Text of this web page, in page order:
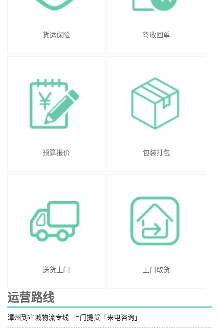
货运保险 签收回单
预算报价 包装打包
送货上门 上门取货
运营路线
漳州到宣城物流专线_上门提货「来电咨询」